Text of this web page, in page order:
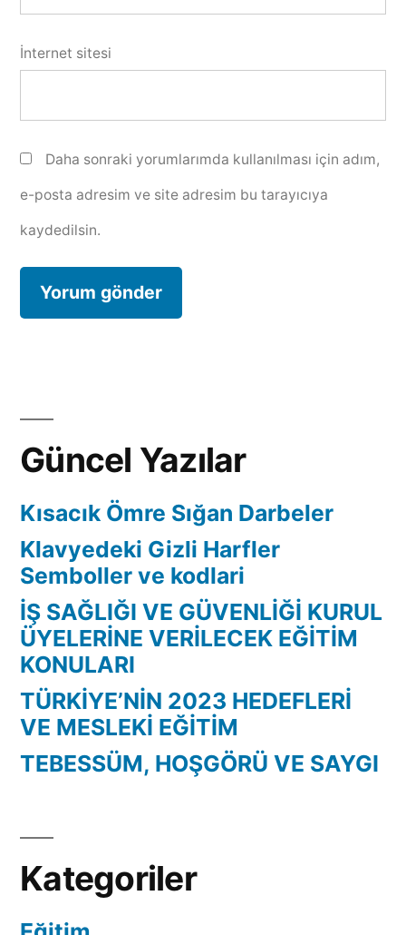
İnternet sitesi
Daha sonraki yorumlarımda kullanılması için adım,
e-posta adresim ve site adresim bu tarayıcıya
kaydedilsin.
Güncel Yazılar
Kısacık Ömre Sığan Darbeler
Klavyedeki Gizli Harfler
Semboller ve kodlari
İŞ SAĞLIĞI VE GÜVENLİĞİ KURUL
ÜYELERİNE VERİLECEK EĞİTİM
KONULARI
TÜRKİYE’NİN 2023 HEDEFLERİ
VE MESLEKİ EĞİTİM
TEBESSÜM, HOŞGÖRÜ VE SAYGI
Kategoriler